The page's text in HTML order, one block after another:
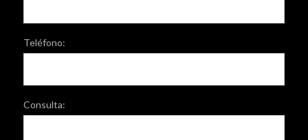
Teléfono:
Consulta: